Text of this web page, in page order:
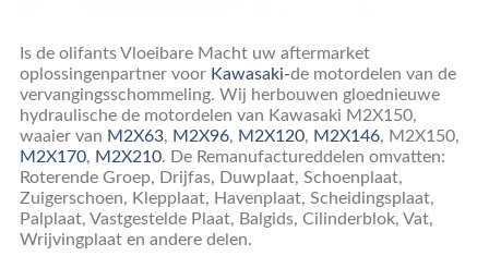
Is de olifants Vloeibare Machtuw aftermarket
oplossingenpartner voorKawasaki-de motordelen van de
vervangingsschommeling. Wij herbouwen gloednieuwe
hydraulischedemotordelen van Kawasaki M2X150,
waaier van M2X63, M2X96, M2X120, M2X146, M2X150,
M2X170, M2X210. De Remanufactureddelen omvatten:
Roterende Groep, Drijfas, Duwplaat, Schoenplaat,
Zuigerschoen, Klepplaat, Havenplaat, Scheidingsplaat,
Palplaat, Vastgestelde Plaat, Balgids, Cilinderblok, Vat,
Wrijvingplaat en andere delen.